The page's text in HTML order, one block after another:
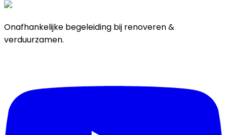
Onafhankelijke begeleiding bij renoveren &
verduurzamen.